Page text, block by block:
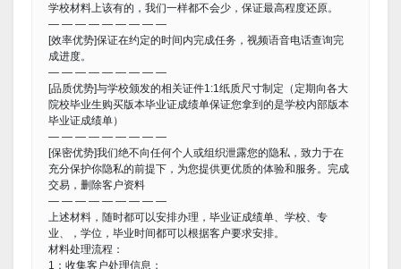
学校材料上该有的，我们一样都不会少，保证最高程度还原。
— — — — — — — — —
[效率优势]保证在约定的时间内完成任务，视频语音电话查询完
成进度。
— — — — — — — — —
[品质优势]与学校颁发的相关证件1:1纸质尺寸制定（定期向各大
院校毕业生购买版本毕业证成绩单保证您拿到的是学校内部版本
毕业证成绩单）
— — — — — — — — —
[保密优势]我们绝不向任何个人或组织泄露您的隐私，致力于在
充分保护你隐私的前提下，为您提供更优质的体验和服务。完成
交易，删除客户资料
— — — — — — — — —
上述材料，随时都可以安排办理，毕业证成绩单、学校、专
业、，学位，毕业时间都可以根据客户要求安排。
材料处理流程：
1：收集客户处理信息；